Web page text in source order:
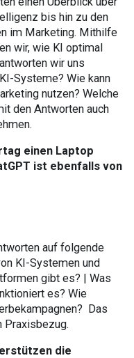
bis hin zu den
im Marketing. Mithilfe
wir, wie KI optimal
wir uns
Systeme? Wie kann
nutzen? Welche
den Antworten auch
einen Laptop
ist ebenfalls von
auf folgende
KI-Systemen und
gibt es? | Was
es? Wie
Das
Praxisbezug.
die